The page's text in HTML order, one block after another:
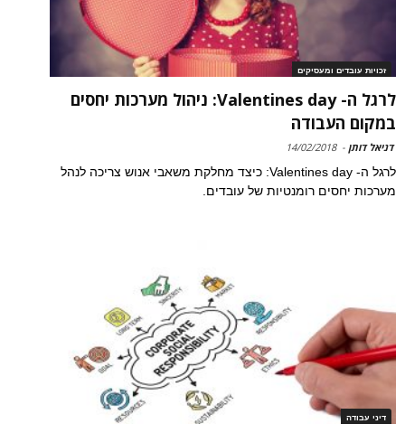
זכויות עובדים ומעסיקים
לרגל ה- Valentines day: ניהול מערכות יחסים
במקום העבודה
דניאל דותן -
14/02/2018
לרגל ה- Valentines day: כיצד מחלקת משאבי אנוש צריכה לנהל
מערכות יחסים רומנטיות של עובדים.
דיני עבודה